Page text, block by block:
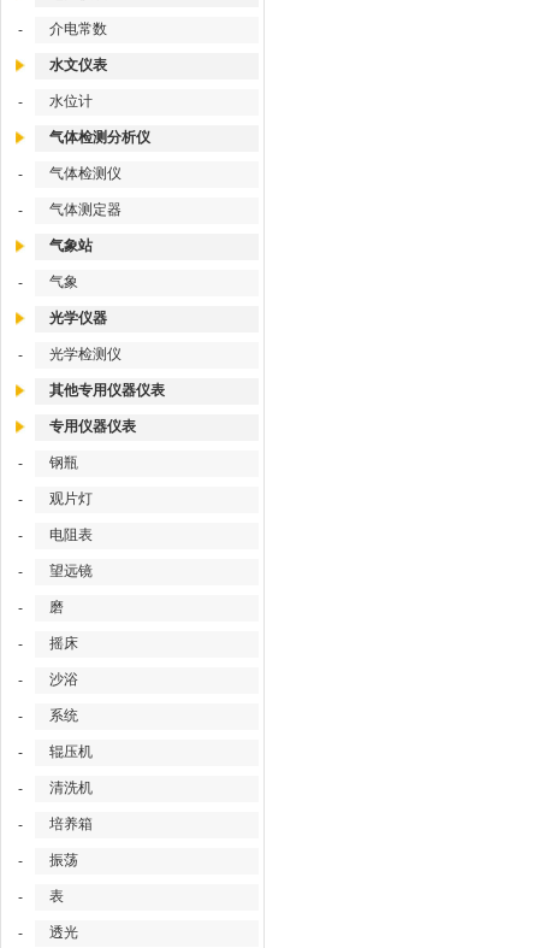
- 介电常数
水文仪表
- 水位计
气体检测分析仪
- 气体检测仪
- 气体测定器
气象站
- 气象
光学仪器
- 光学检测仪
其他专用仪器仪表
专用仪器仪表
- 钢瓶
- 观片灯
- 电阻表
- 望远镜
- 磨
- 摇床
- 沙浴
- 系统
- 辊压机
- 清洗机
- 培养箱
- 振荡
- 表
- 透光